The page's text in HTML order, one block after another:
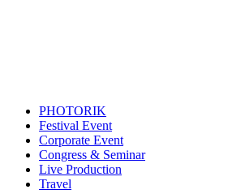
PHOTORIK
Festival Event
Corporate Event
Congress & Seminar
Live Production
Travel